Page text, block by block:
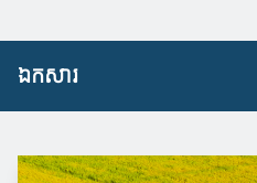
ឯកសារ